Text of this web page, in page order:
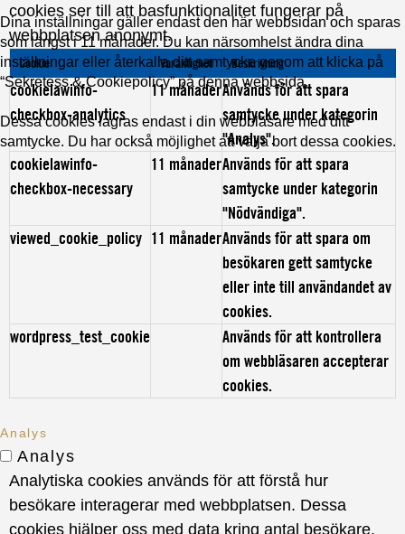
Dina inställningar gäller endast den här webbsidan och sparas
som längst i 11 månader. Du kan närsomhelst ändra dina
inställningar eller återkalla ditt samtycke genom att klicka på
“Sekretess & Cookiepolicy” på denna webbsida.
Dessa cookies lagras endast i din webbläsare med ditt
samtycke. Du har också möjlighet att välja bort dessa cookies.
cookies ser till att basfunktionalitet fungerar på
webbplatsen anonymt.
Cookie Varaktighet Beskrivning
cookielawinfo-
checkbox-analytics
11 månaderAnvänds för att spara
samtycke under kategorin
"Analys".
cookielawinfo-
checkbox-necessary
11 månaderAnvänds för att spara
samtycke under kategorin
"Nödvändiga".
viewed_cookie_policy 11 månaderAnvänds för att spara om
besökaren gett samtycke
eller inte till användandet av
cookies.
wordpress_test_cookie
Används för att kontrollera
om webbläsaren accepterar
cookies.
Analys
Analys
Analytiska cookies används för att förstå hur
besökare interagerar med webbplatsen. Dessa
cookies hjälper oss med data kring antal besökare,